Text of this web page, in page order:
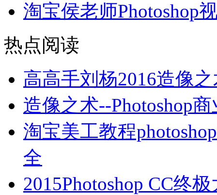
淘宝侯老师Photoshop
热点阅读
高高手刘杨2016造像
造像之术--Photoshop
淘宝美工教程
全
2015Photoshop CC终